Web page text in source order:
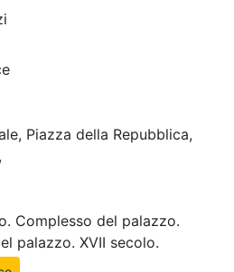
Piazza della Repubblica,
Complesso del palazzo.
palazzo. XVII secolo.